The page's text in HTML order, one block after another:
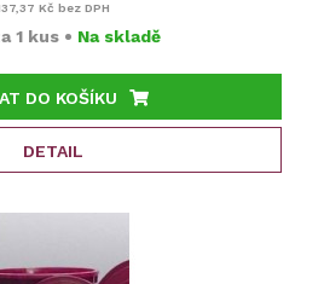
Kč bez DPH
1 kus • Na skladě
DO KOŠÍKU
DETAIL